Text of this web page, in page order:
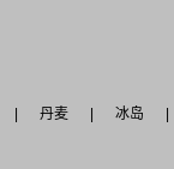
丹麦 冰岛